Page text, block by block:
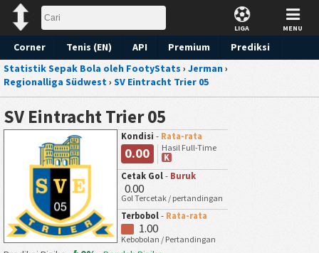
LIGA MENU
Corner Tenis (EN) API Premium
Prediksi
Statistik Sepak Bola oleh FootyStats › Jerman›
Regionalliga Südwest› SV Eintracht Trier 05
SV Eintracht Trier 05
Kondisi - Rata-rata
0.00
Hasil Full-Time
K
Cetak Gol - Buruk
0.00
Gol Tercetak / pertandingan
Terbobol - Rata-rata
1.00
Kebobolan / Pertandingan